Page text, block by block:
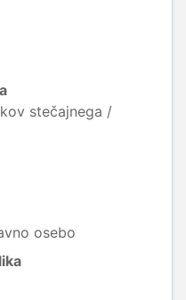
stečajnega /
osebo